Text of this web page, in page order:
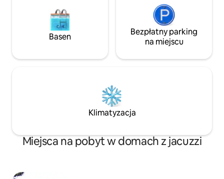
Basen
Bezpłatny parking
na miejscu
Klimatyzacja
Miejsca na pobyt w domach z jacuzzi